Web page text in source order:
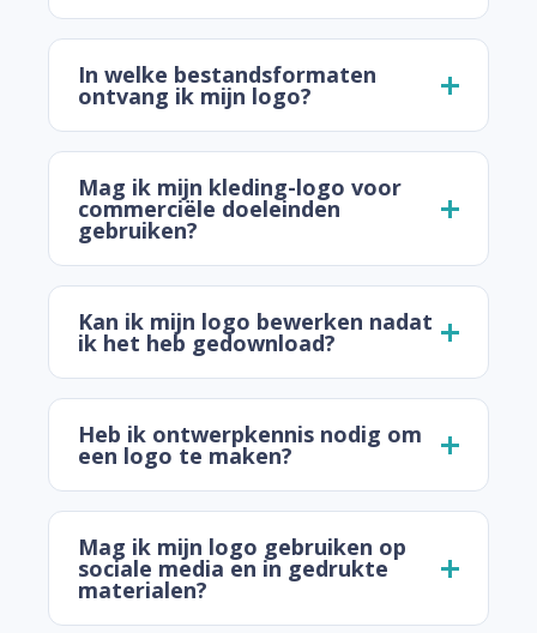
In welke bestandsformaten
ontvang ik mijn logo?
Mag ik mijn kleding-logo voor
commerciële doeleinden
gebruiken?
Kan ik mijn logo bewerken nadat
ik het heb gedownload?
Heb ik ontwerpkennis nodig om
een logo te maken?
Mag ik mijn logo gebruiken op
sociale media en in gedrukte
materialen?